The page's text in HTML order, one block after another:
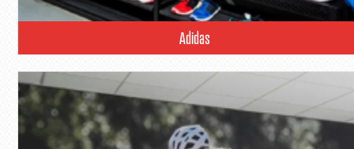
Adidas